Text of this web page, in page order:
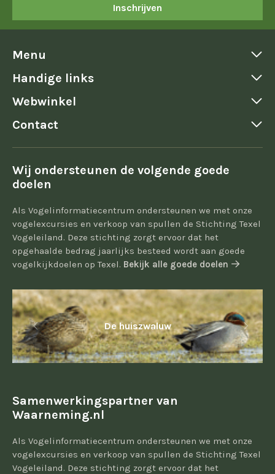
Inschrijven
Menu
Handige links
Webwinkel
Contact
Wij ondersteunen de volgende goede
doelen
Als Vogelinformatiecentrum ondersteunen we met onze
vogelexcursies en verkoop van spullen de Stichting Texel
Vogeleiland. Deze stichting zorgt ervoor dat het
opgehaalde bedrag jaarlijks besteed wordt aan goede
vogelkijkdoelen op Texel. Bekijk alle goede doelen
De huiszwaluw
Samenwerkingspartner van
Waarneming.nl
Als Vogelinformatiecentrum ondersteunen we met onze
vogelexcursies en verkoop van spullen de Stichting Texel
Vogeleiland. Deze stichting zorgt ervoor dat het